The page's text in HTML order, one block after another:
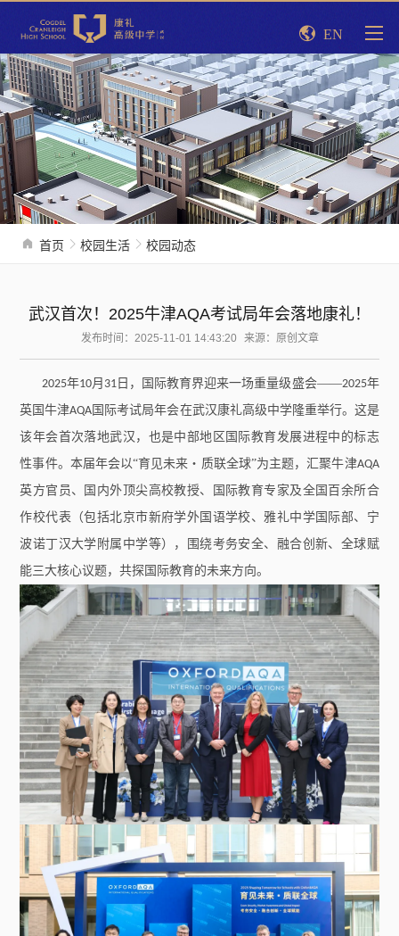
EN
首页 校园生活 校园动态
武汉首次！2025牛津AQA考试局年会落地康礼！
发布时间：2025-11-01 14:43:20 来源：原创文章
2025年10月 31 日，国际教育界迎来一场重量级盛会——2025年
英国牛津AQA 国际考试局年会在武汉康礼高级中学隆重举行。这是
该年会首次落地武汉，也是中部地区国际教育发展进程中的标志
性事件。本届年会以“育见未来・质联全球”为主题，汇聚牛津AQA
英方官员、国内外顶尖高校教授、国际教育专家及全国百余所合
作校代表（包括北京市新府学外国语学校、雅礼中学国际部、宁
波诺丁汉大学附属中学等），围绕考务安全、融合创新、全球赋
能三大核心议题，共探国际教育的未来方向。